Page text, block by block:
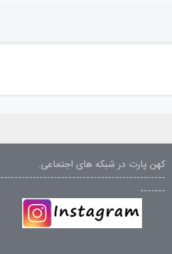
کهن پارت در شبکه های اجتماعی.
----------------------------------------------
-------